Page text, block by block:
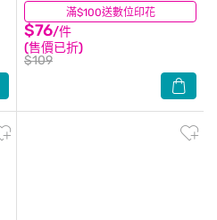
滿$100送數位印花
$76/件
(售價已折)
$109
(6)